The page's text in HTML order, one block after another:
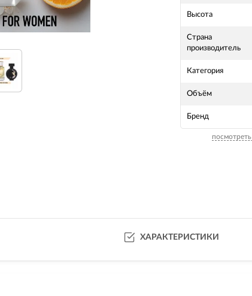
Высота
Страна
производитель
Категория
Объём
Бренд
ХАРАКТЕРИСТИКИ